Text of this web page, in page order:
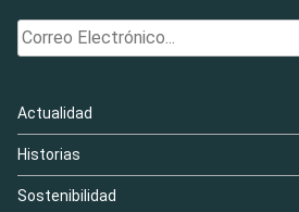
Actualidad
Historias
Sostenibilidad